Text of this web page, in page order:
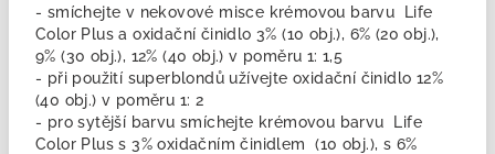
- smíchejte v nekovové misce krémovou barvu Life
Color Plus a oxidační činidlo 3% (10 obj.), 6% (20 obj.),
9% (30 obj.), 12% (40 obj.) v poměru 1: 1,5
- při použití superblondů užívejte oxidační činidlo 12%
(40 obj.) v poměru 1: 2
- pro sytější barvu smíchejte krémovou barvu Life
Color Plus s 3% oxidačním činidlem (10 obj.), s 6%